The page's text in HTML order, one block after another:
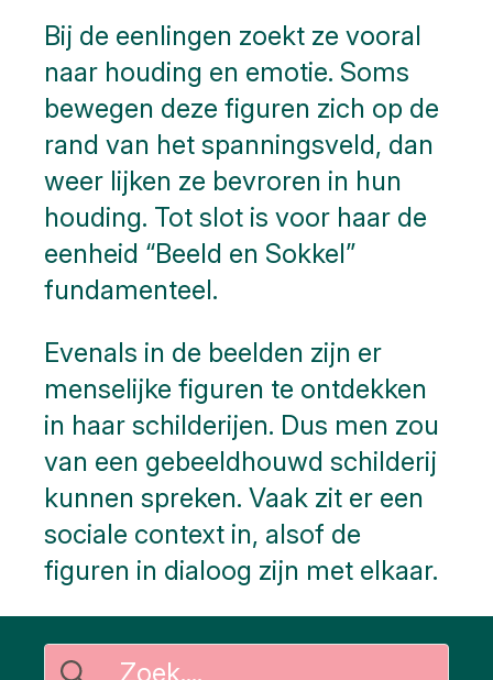
Bij de eenlingen zoekt ze vooral
naar houding en emotie. Soms
bewegen deze figuren zich op de
rand van het spanningsveld, dan
weer lijken ze bevroren in hun
houding. Tot slot is voor haar de
eenheid “Beeld en Sokkel”
fundamenteel.
Evenals in de beelden zijn er
menselijke figuren te ontdekken
in haar schilderijen. Dus men zou
van een gebeeldhouwd schilderij
kunnen spreken. Vaak zit er een
sociale context in, alsof de
figuren in dialoog zijn met elkaar.
Search